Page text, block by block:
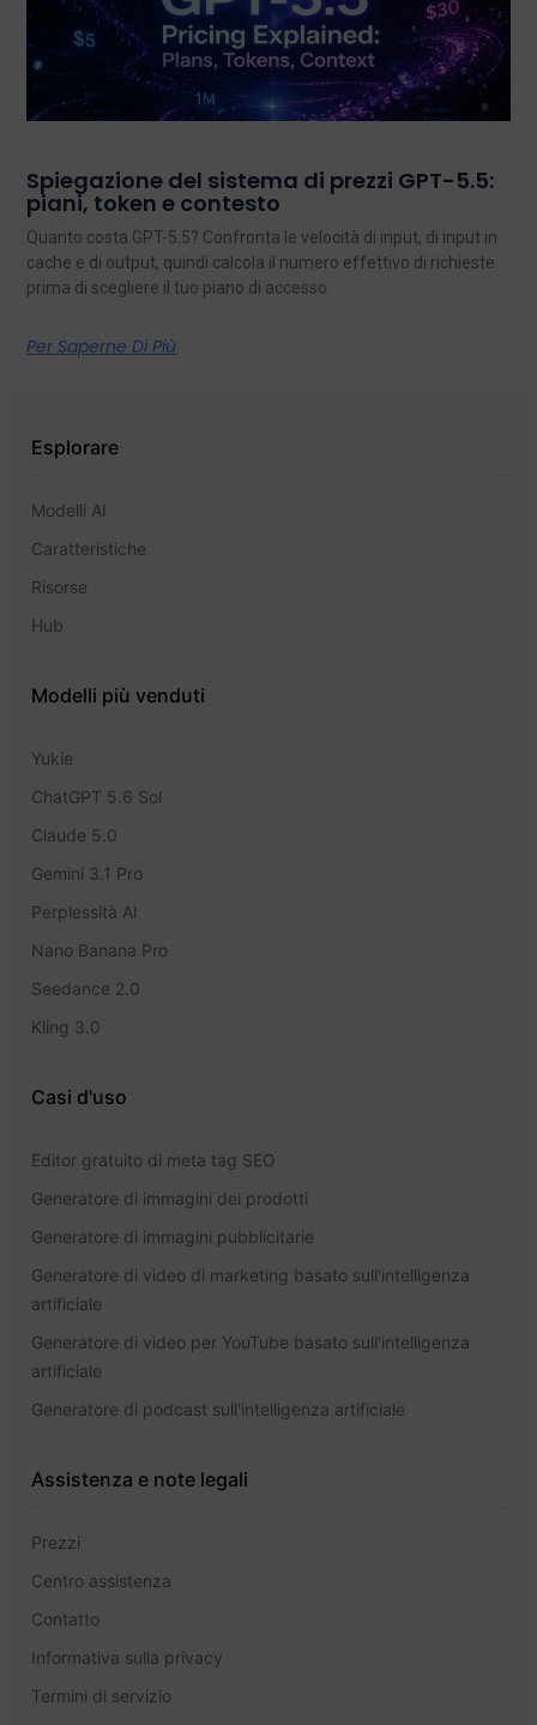
Spiegazione del sistema di prezzi GPT-5.5:
piani, token e contesto
Quanto costa GPT-5.5? Confronta le velocità di input, di input in
cache e di output, quindi calcola il numero effettivo di richieste
prima di scegliere il tuo piano di accesso.
Per Saperne Di Più
Esplorare
Modelli AI
Caratteristiche
Risorse
Hub
Modelli più venduti
Yukie
ChatGPT 5.6 Sol
Claude 5.0
Gemini 3.1 Pro
Perplessità AI
Nano Banana Pro
Seedance 2.0
Kling 3.0
Casi d'uso
Editor gratuito di meta tag SEO
Generatore di immagini dei prodotti
Generatore di immagini pubblicitarie
Generatore di video di marketing basato sull'intelligenza
artificiale
Generatore di video per YouTube basato sull'intelligenza
artificiale
Generatore di podcast sull'intelligenza artificiale
Assistenza e note legali
Prezzi
Centro assistenza
Contatto
Informativa sulla privacy
Termini di servizio